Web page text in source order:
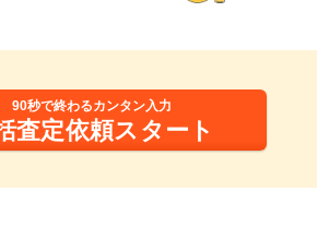
90秒で終わるカンタン入力
査定依頼スタート